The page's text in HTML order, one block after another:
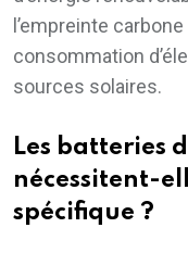
l’empreinte
consommation
sources solaires.
Les batteries
nécessitent-
spécifique ?